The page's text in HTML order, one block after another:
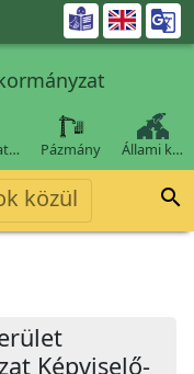

Pázmány Állami k…
közül 
Képviselő-